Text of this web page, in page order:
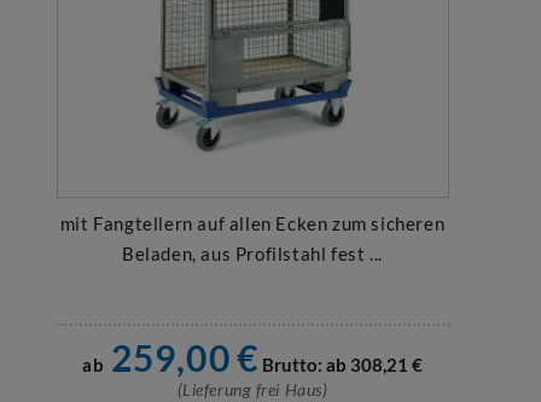
mit Fangtellern auf allen Ecken zum sicheren
Beladen, aus Profilstahl fest ...
ab 259,00€ Brutto: ab 308,21 €
(Lieferung frei Haus)